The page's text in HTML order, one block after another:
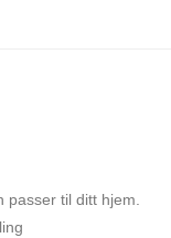
passer til ditt hjem.